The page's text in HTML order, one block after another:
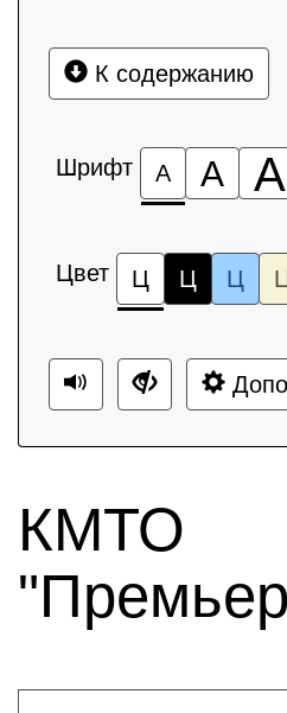
К содержанию
Шрифт А А А
Цвет Ц Ц Ц
КМТО